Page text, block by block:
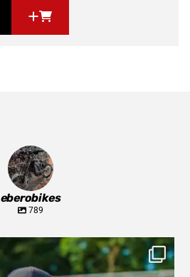
eberobikes
789